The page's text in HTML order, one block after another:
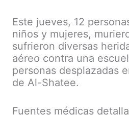
Este jueves, 12
niños y mujeres,
sufrieron diversas
aéreo contra una
personas desplazadas
de Al-Shatee.
Fuentes médicas